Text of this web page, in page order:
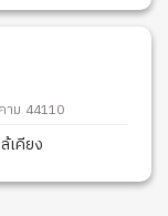
าม 44110
เคียง